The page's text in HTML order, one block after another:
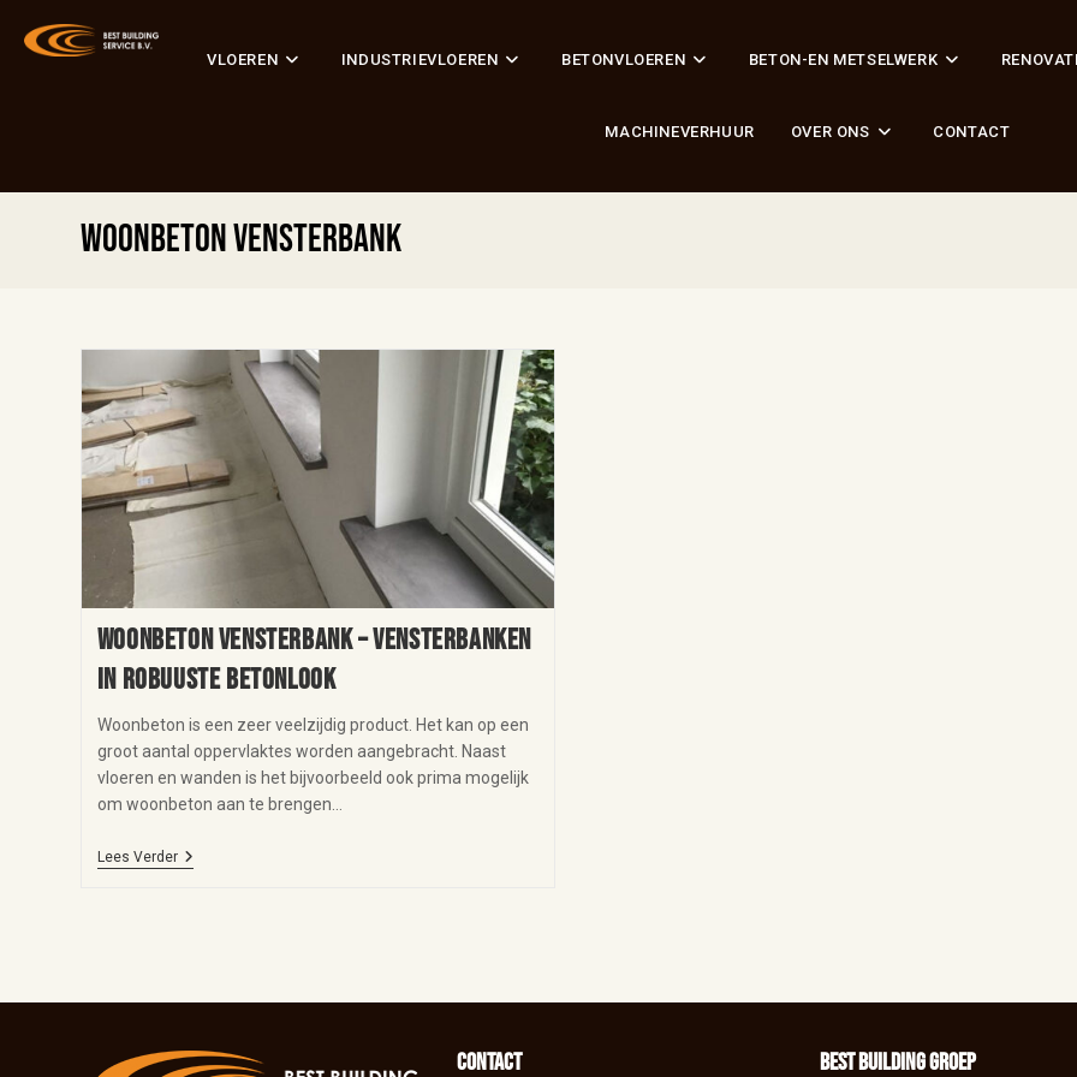
VLOEREN INDUSTRIEVLOEREN BETONVLOEREN BETON-EN METSELWERK
MACHINEVERHUUR OVER ONS CONTACT
woonbeton vensterbank
Woonbeton vensterbank – vensterbanken
in robuuste betonlook
Woonbeton is een zeer veelzijdig product. Het kan op een
groot aantal oppervlaktes worden aangebracht. Naast
vloeren en wanden is het bijvoorbeeld ook prima mogelijk
om woonbeton aan te brengen…
Lees Verder
Contact BEst Building groep